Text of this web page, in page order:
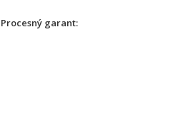
Procesný garant